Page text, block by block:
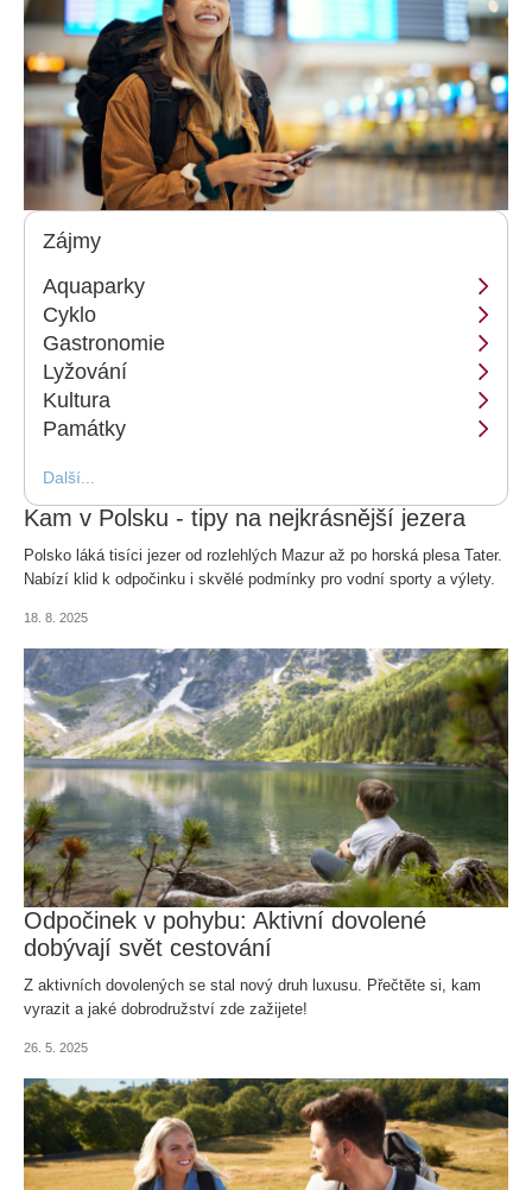
Zájmy
Aquaparky
Cyklo
Gastronomie
Lyžování
Kultura
Památky
Další...
Kam v Polsku - tipy na nejkrásnější jezera
Polsko láká tisíci jezer od rozlehlých Mazur až po horská plesa Tater.
Nabízí klid k odpočinku i skvělé podmínky pro vodní sporty a výlety.
18. 8. 2025
Odpočinek v pohybu: Aktivní dovolené
dobývají svět cestování
Z aktivních dovolených se stal nový druh luxusu. Přečtěte si, kam
vyrazit a jaké dobrodružství zde zažijete!
26. 5. 2025